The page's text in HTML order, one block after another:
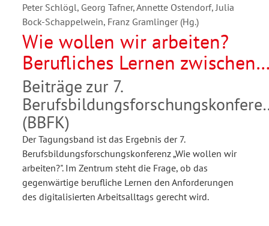
Peter Schlögl, Georg Tafner, Annette Ostendorf, Julia
Bock-Schappelwein, Franz Gramlinger (Hg.)
Wie wollen wir arbeiten?
Berufliches Lernen zwischen
Tradition und Transformation
Beiträge zur 7.
(BBFK)
Der Tagungsband ist das Ergebnis der 7.
Berufsbildungsforschungskonferenz „Wie wollen wir
arbeiten?". Im Zentrum steht die Frage, ob das
gegenwärtige berufliche Lernen den Anforderungen
des digitalisierten Arbeitsalltags gerecht wird.